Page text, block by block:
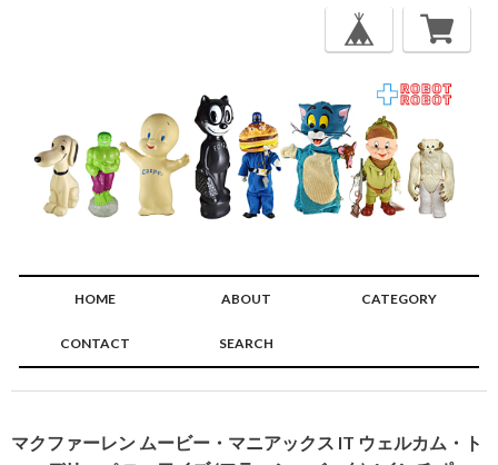
HOME ABOUT CATEGORY
CONTACT SEARCH
マクファーレン ムービー・マニアックス IT ウェルカム・ト